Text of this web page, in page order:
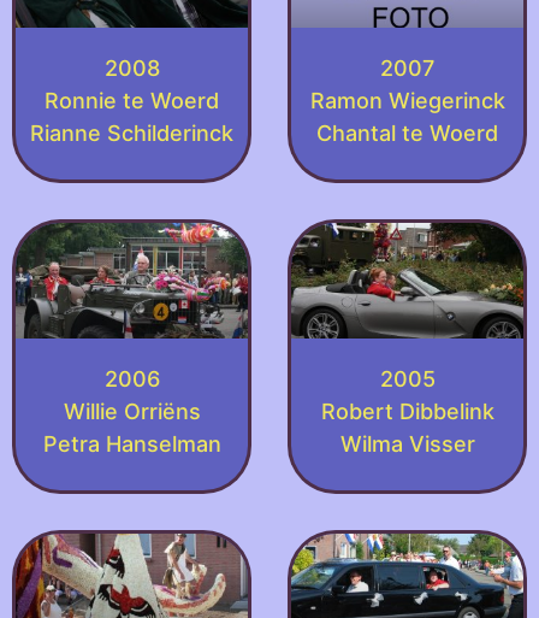
2008
Ronnie te Woerd
Rianne Schilderinck
2007
Ramon Wiegerinck
Chantal te Woerd
2006
Willie Orriëns
Petra Hanselman
2005
Robert Dibbelink
Wilma Visser